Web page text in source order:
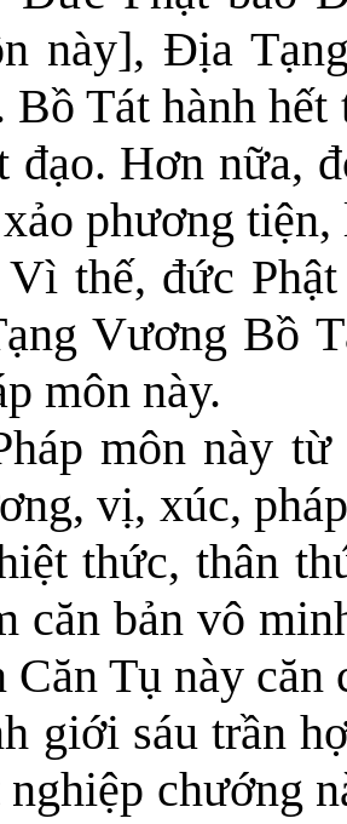
này], Địa
Bồ Tát hành
đạo. Hơn nữa,
phương
thế, đức
Vương Bồ
môn này.
môn này
vị, xúc,
thức, thân
căn bản vô
Căn Tụ này căn
giới sáu trần
chướng